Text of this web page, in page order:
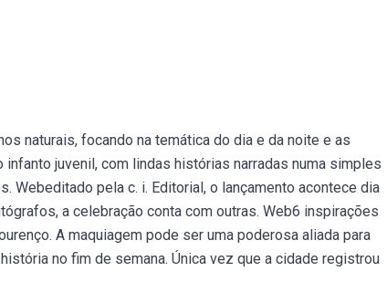
naturais, focando na temática do dia e da noite e as
juvenil, com lindas histórias narradas numa simples
Webeditado pela c. i. Editorial, o lançamento acontece dia
a celebração conta com outras. Web6 inspirações
A maquiagem pode ser uma poderosa aliada para
no fim de semana. Única vez que a cidade registrou